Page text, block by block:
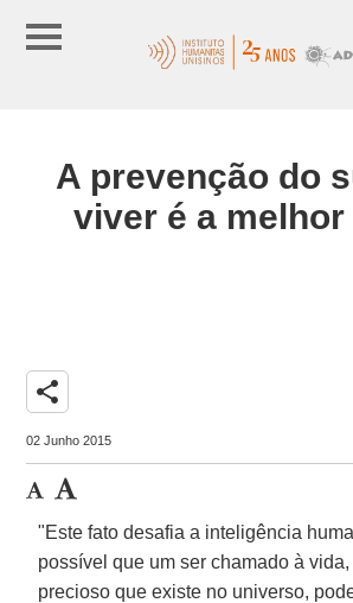
A prevenção do
viver é a
share
02 Junho 2015
"Este fato desafia a inteligência
possível que um ser chamado à
precioso que existe no universo,